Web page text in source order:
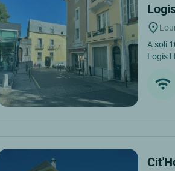
A soli
Logis